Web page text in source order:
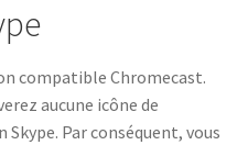
compatible Chromecast.
aucune icône de
Par conséquent, vous